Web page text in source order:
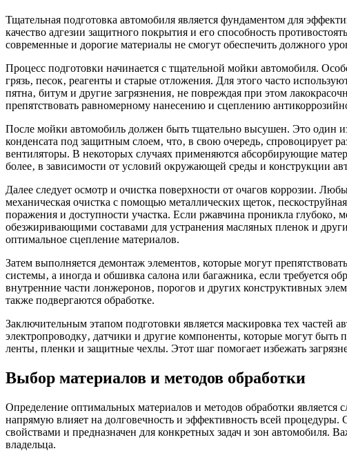
Тщательная подготовка автомобиля является фундаментом для
качество адгезии защитного покрытия и его способность
современные и дорогие материалы не смогут обеспечить должного
Процесс подготовки начинается с тщательной мойки автомобиля.
грязь‚ песок‚ реагенты и старые отложения. Для этого часто
пятна‚ битум и другие загрязнения‚ не повреждая при этом
препятствовать равномерному нанесению и сцеплению
После мойки автомобиль должен быть тщательно высушен. Это один
конденсата под защитным слоем‚ что‚ в свою очередь‚
вентиляторы. В некоторых случаях применяются абсорбирующие
более‚ в зависимости от условий окружающей среды и конструкции
Далее следует осмотр и очистка поверхности от очагов коррозии.
механическая очистка с помощью металлических щеток‚
поражения и доступности участка. Если ржавчина проникла глубоко‚
обезжиривающими составами для устранения масляных пленок и
оптимальное сцепление материалов.
Затем выполняется демонтаж элементов‚ которые могут
системы‚ а иногда и обшивка салона или багажника‚ если требуется
внутренние части лонжеронов‚ порогов и других конструктивных
также подвергаются обработке.
Заключительным этапом подготовки является маскировка тех частей
электропроводку‚ датчики и другие компоненты‚ которые могут
ленты‚ пленки и защитные чехлы. Этот шаг помогает избежать
Выбор материалов и методов обработки
Определение оптимальных материалов и методов обработки
напрямую влияет на долговечность и эффективность всей
свойствами и предназначен для конкретных задач и зон автомобиля.
владельца.